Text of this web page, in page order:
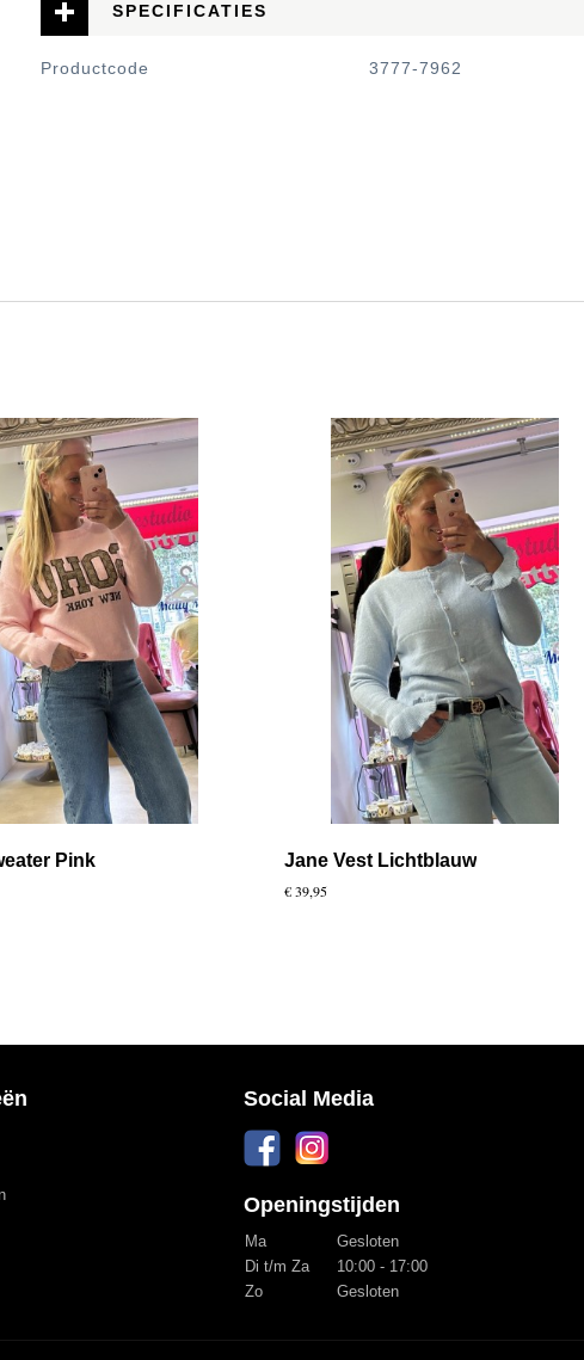
SPECIFICATIES
Productcode 3777-7962
Pink Jane Vest Lichtblauw
€ 39,95
Social Media
Openingstijden
Ma
Gesloten
Di t/m Za
10:00 - 17:00
Zo
Gesloten